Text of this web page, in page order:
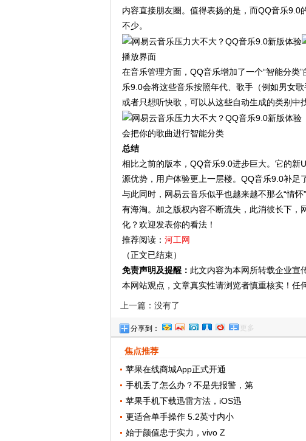
内容直接朋友圈。值得表扬的是，而QQ音乐9.0
不少。
播放界面
在音乐管理方面，QQ音乐增加了一个“智能分类
乐9.0会将这些音乐按照年代、歌手（例如男女
或者只想听快歌，可以从这些自动生成的类别中
会把你的歌曲进行智能分类
总结
相比之前的版本，QQ音乐9.0进步巨大。它的新
源优势，用户体验更上一层楼。QQ音乐9.0补足
与此同时，网易云音乐似乎也越来越不那么“情
有海淘。加之版权内容不断流失，此消彼长下
化？欢迎发表你的看法！
推荐阅读： 河工网
（正文已结束）
免责声明及提醒： 此文内容为本网所转载企业宣
本网站观点，文章真实性请浏览者慎重核实！任
上一篇：没有了
分享到： 更多
焦点推荐
苹果在线商城App正式开通
手机丢了怎么办？不是先报警，第
苹果手机下载迅雷方法，iOS迅
更适合单手操作 5.2英寸内小
始于颜值忠于实力，vivo Z